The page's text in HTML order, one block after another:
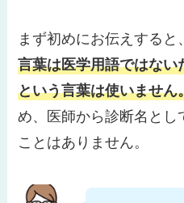
まず初めにお伝えすると
言葉は医学用語ではな
という言葉は使いません
め、医師から診断名とし
ことはありません。